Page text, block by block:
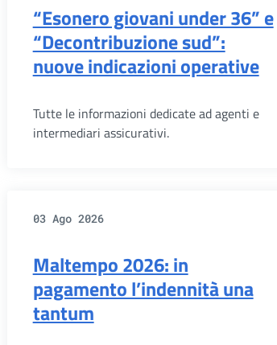
“Esonero giovani under 36” e
“Decontribuzione sud”:
nuove indicazioni operative
Tutte le informazioni dedicate ad agenti e
intermediari assicurativi.
03 Ago 2026
Maltempo 2026: in
pagamento l’indennità una
tantum